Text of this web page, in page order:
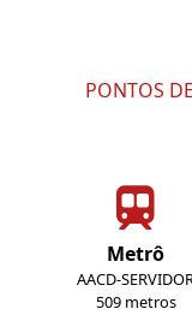
PONTOS
Metrô
AACD-
509 metros